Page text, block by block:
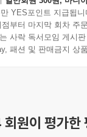
YES포인트 지급됩니
부터 마지막 회차 주
사락 독서모임 게시
패션 및 판매금지 상
원이 평가한